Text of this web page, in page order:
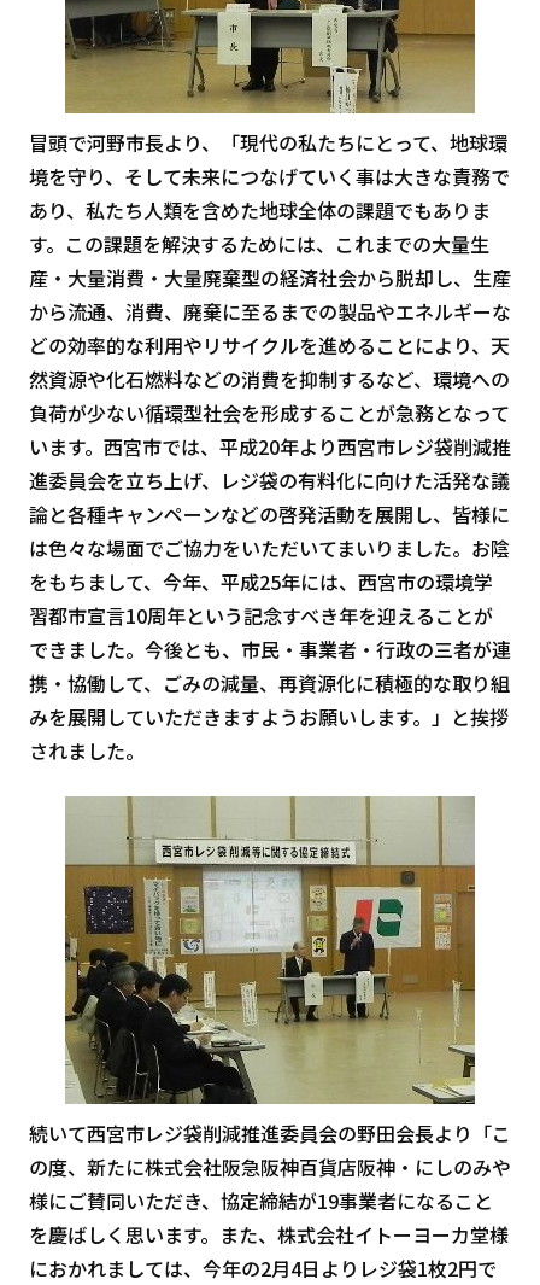
冒頭で河野市長より、「現代の私たちにとって、地球環
境を守り、そして未来につなげていく事は大きな責務で
あり、私たち人類を含めた地球全体の課題でもありま
す。この課題を解決するためには、これまでの大量生
産・大量消費・大量廃棄型の経済社会から脱却し、生産
から流通、消費、廃棄に至るまでの製品やエネルギーな
どの効率的な利用やリサイクルを進めることにより、天
然資源や化石燃料などの消費を抑制するなど、環境への
負荷が少ない循環型社会を形成することが急務となって
います。西宮市では、平成20年より西宮市レジ袋削減推
進委員会を立ち上げ、レジ袋の有料化に向けた活発な議
論と各種キャンペーンなどの啓発活動を展開し、皆様に
は色々な場面でご協力をいただいてまいりました。お陰
をもちまして、今年、平成25年には、西宮市の環境学
習都市宣言10周年という記念すべき年を迎えることが
できました。今後とも、市民・事業者・行政の三者が連
携・協働して、ごみの減量、再資源化に積極的な取り組
みを展開していただきますようお願いします。」と挨拶
されました。
続いて西宮市レジ袋削減推進委員会の野田会長より「こ
の度、新たに株式会社阪急阪神百貨店阪神・にしのみや
様にご賛同いただき、協定締結が19事業者になること
を慶ばしく思います。また、株式会社イトーヨーカ堂様
におかれましては、今年の2月4日よりレジ袋1枚2円で